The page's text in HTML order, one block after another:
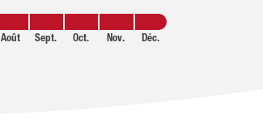
Août Sept. Oct. Nov. Déc.